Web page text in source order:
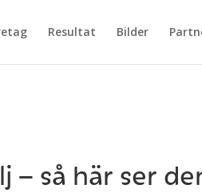
Resultat Bilder
– så här ser